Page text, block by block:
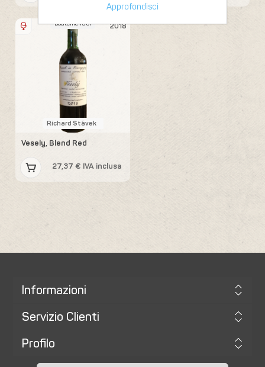
2018
Bouteille 75 cl
Richard Stávek
Vesely, Blend Red
27,37 € IVA inclusa
Informazioni
Servizio Clienti
Profilo
Approfondisci